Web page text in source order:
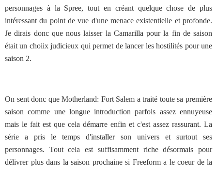
personnages à la Spree, tout en créant quelque chose de plus
intéressant du point de vue d'une menace existentielle et profonde.
Je dirais donc que nous laisser la Camarilla pour la fin de saison
était un choiix judicieux qui permet de lancer les hostilités pour une
saison 2.
On sent donc que Motherland: Fort Salem a traité toute sa première
saison comme une longue introduction parfois assez ennuyeuse
mais le fait est que cela démarre enfin et c'est assez rassurant. La
série a pris le temps d'installer son univers et surtout ses
personnages. Tout cela est suffisamment riche désormais pour
délivrer plus dans la saison prochaine si Freeform a le coeur de la